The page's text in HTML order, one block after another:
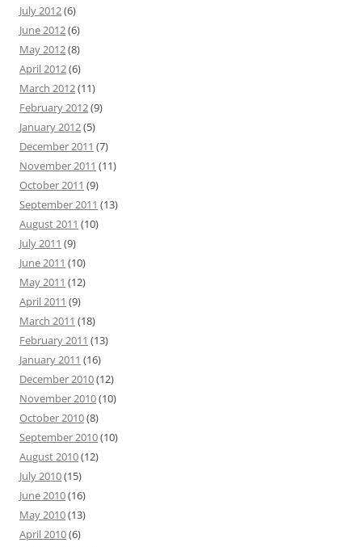
July 2012(6)
June 2012(6)
May 2012(8)
April 2012(6)
March 2012(11)
February 2012(9)
January 2012(5)
December 2011 (7)
November 2011 (11)
October 2011 (9)
September 2011 (13)
August 2011 (10)
July 2011 (9)
June 2011 (10)
May 2011 (12)
April 2011 (9)
March 2011 (18)
February 2011 (13)
January 2011 (16)
December 2010(12)
November 2010(10)
October 2010(8)
September 2010(10)
August 2010(12)
July 2010(15)
June 2010(16)
May 2010(13)
April 2010(6)